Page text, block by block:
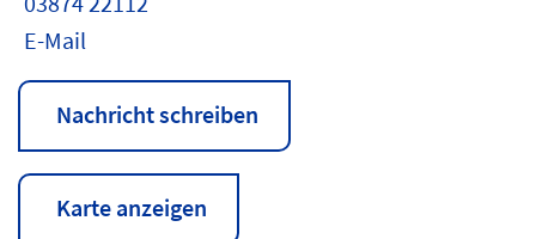
E-Mail
Nachricht schreiben
Karte anzeigen